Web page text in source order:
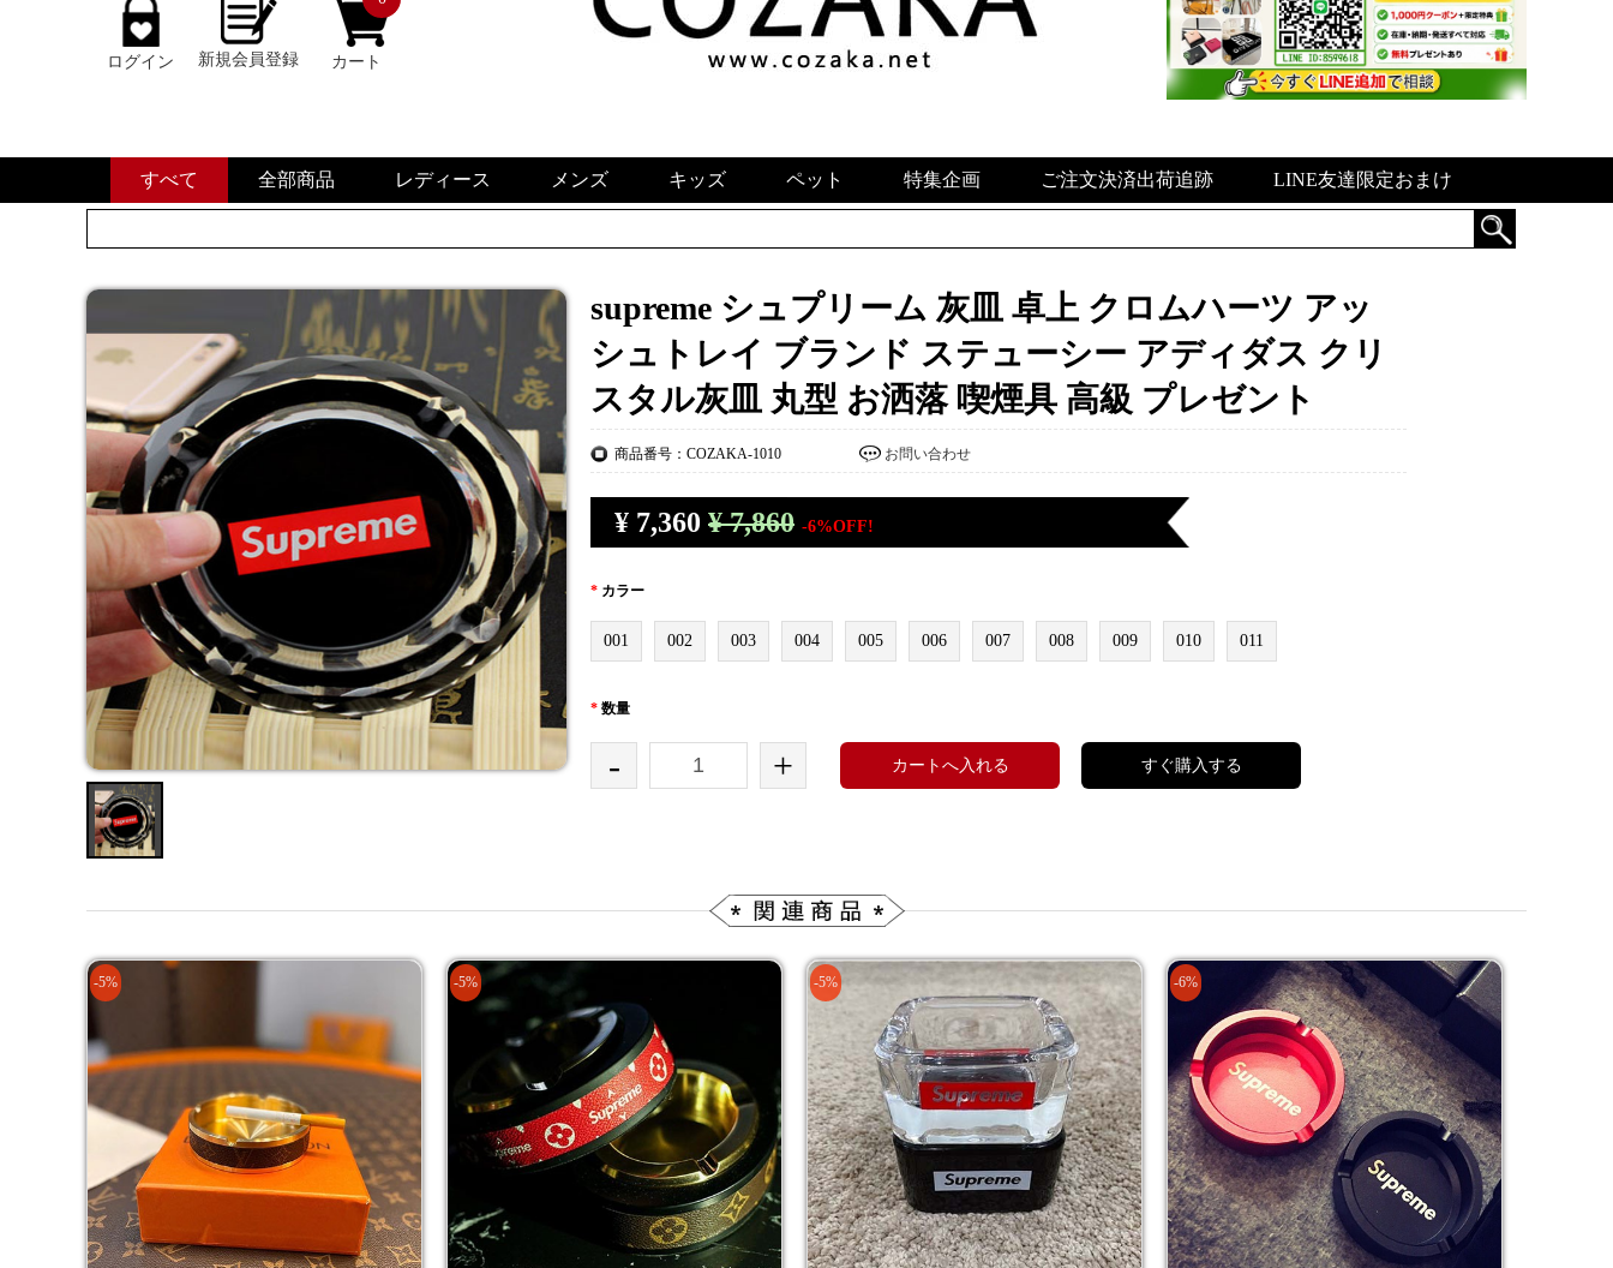
ログイン 新規会員登録 カート
すべて 全部商品 レディース メンズ キッズ ペット 特集企画 ご注文決済出荷追跡 LINE友達限定おまけ
supreme シュプリーム 灰皿 卓上 クロムハーツ アッ
シュトレイ ブランド ステューシー アディダス クリ
スタル灰皿 丸型 お洒落 喫煙具 高級 プレゼント
商品番号：COZAKA-1010 お問い合わせ
¥ 7,360 ¥ 7,860 -6%OFF!
* カラー
001 002 003 004 005 006 007 008 009 010 011
* 数量
- + カートへ入れる すぐ購入する
-5% -5% -5% -6%